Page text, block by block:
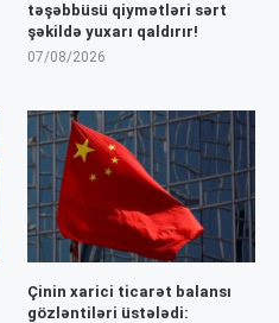
təşəbbüsü qiymətləri sərt
şəkildə yuxarı qaldırır!
07/08/2026
Çinin xarici ticarət balansı
gözləntiləri üstələdi: